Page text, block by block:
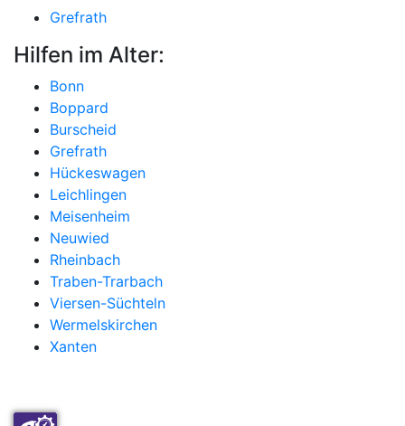
Grefrath
Hilfen im Alter:
Bonn
Boppard
Burscheid
Grefrath
Hückeswagen
Leichlingen
Meisenheim
Neuwied
Rheinbach
Traben-Trarbach
Viersen-Süchteln
Wermelskirchen
Xanten